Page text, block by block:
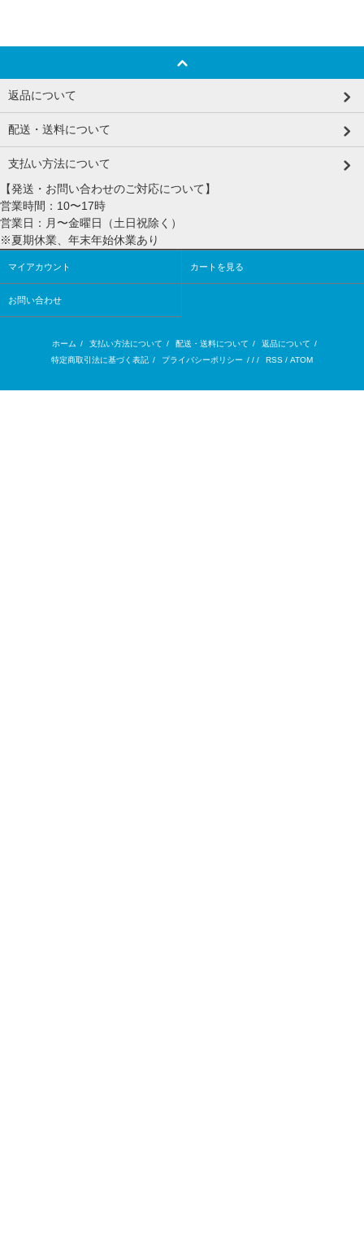
返品について
配送・送料について
支払い方法について
【発送・お問い合わせのご対応について】
営業時間：10〜17時
営業日：月〜金曜日（土日祝除く）
※夏期休業、年末年始休業あり
マイアカウント カートを見る
お問い合わせ
ホーム / 支払い方法について / 配送・送料について / 返品について /
特定商取引法に基づく表記 / プライバシーポリシー / / / RSS / ATOM